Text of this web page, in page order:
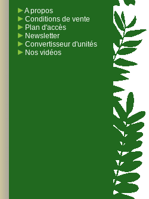
A propos
Conditions de vente
Plan d'accès
Newsletter
Convertisseur d'unités
Nos vidéos